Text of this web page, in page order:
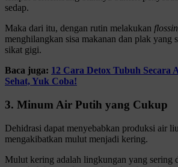
sedap.
Maka dari itu, dengan rutin melakukan
menghilangkan sisa makanan dan plak yang
sikat gigi.
Baca juga: 12 Cara Detox Tubuh Secara
Sehat, Yuk Coba!
3. Minum Air Putih yang Cukup
Dehidrasi dapat menyebabkan produksi air
mengakibatkan mulut menjadi kering.
Mulut kering adalah lingkungan yang sering